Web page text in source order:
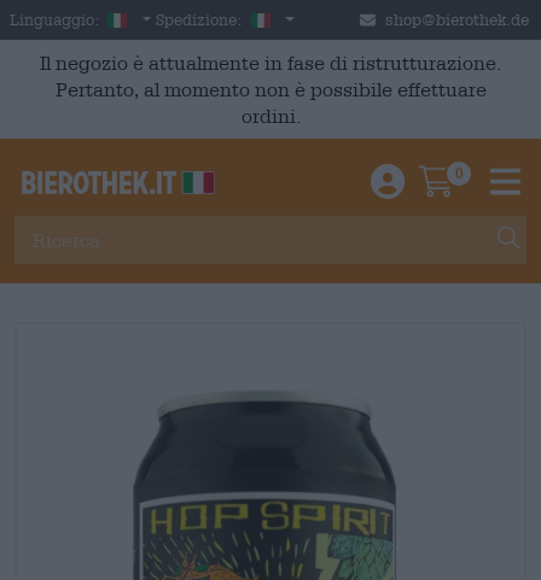
Skip to main content
Linguaggio: Italian
Spedizione: Italia shop@bierothek.de
Il negozio è attualmente in fase di ristrutturazione.
Pertanto, al momento non è possibile effettuare
ordini.
Einloggen /
0